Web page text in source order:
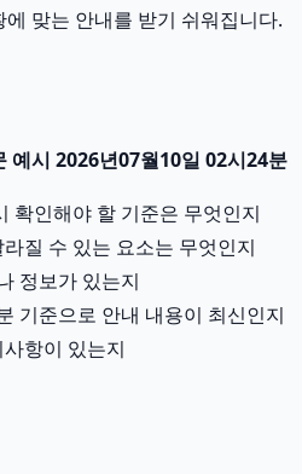
맞는 안내를 받기 쉬워집니다.
예시 2026년07월10일 02시24분
확인해야 할 기준은 무엇인지
질 수 있는 요소는 무엇인지
정보가 있는지
기준으로 안내 내용이 최신인지
항이 있는지